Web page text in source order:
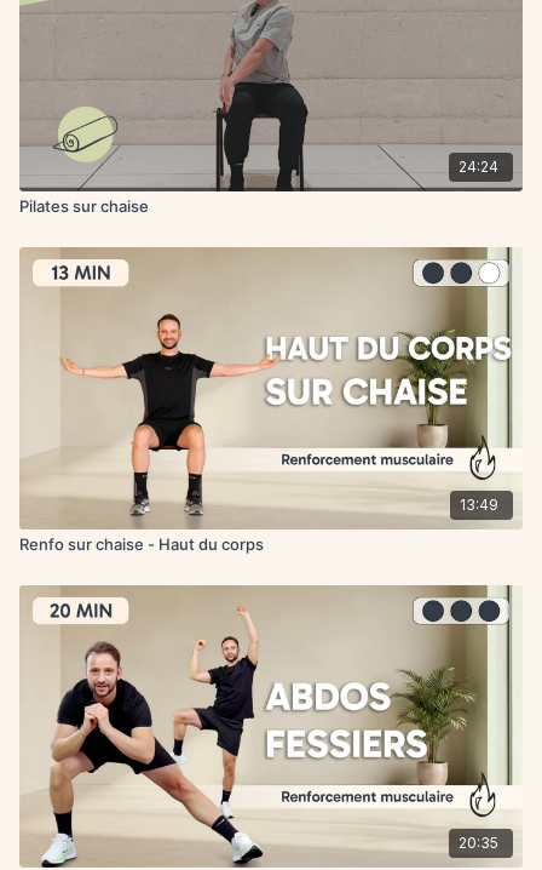
24:24
Pilates sur chaise
13:49
Renfo sur chaise - Haut du corps
20:35